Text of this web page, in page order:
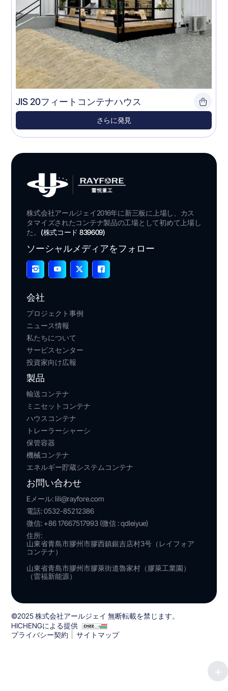
JIS 20フィートコンテナハウス
さらに発見
株式会社アールジェイ2016年に新三板に上場し、カス
タマイズされたコンテナ製品の工場として初めて上場し
た。 (株式コード 839609)
ソーシャルメディアをフォロー
会社
プロジェクト事例
ニュース情報
私たちについて
サービスセンター
投資家向け広報
製品
輸送コンテナ
ミニセットコンテナ
ハウスコンテナ
トレーラーシャーシ
保管容器
機械コンテナ
エネルギー貯蔵システムコンテナ
お問い合わせ
Eメール: lili@rayfore.com
電話: 0532-85212386
微信: +86 17667517993 (微信 : qdleiyue)
住所:
山東省青島市膠州市膠西鎮銀吉店村3号（レイフォア
コンテナ）
山東省青島市膠州市膠萊街道魯家村（膠萊工業園）
（雷福新能源）
©2025 株式会社アールジェイ 無断転載を禁じます。
HICHENGによる提供
プライバシー契約
サイトマップ